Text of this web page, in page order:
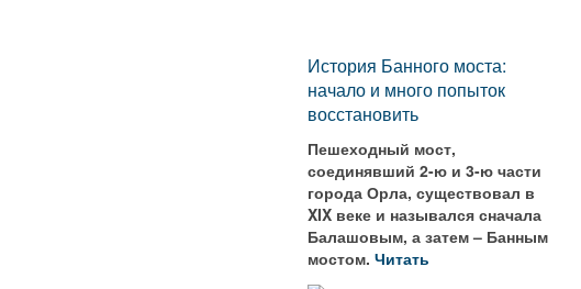
История Банного моста:
начало и много попыток
восстановить
Пешеходный мост,
соединявший 2-ю и 3-ю части
города Орла, существовал в
XIX веке и назывался сначала
Балашовым, а затем – Банным
мостом.Читать